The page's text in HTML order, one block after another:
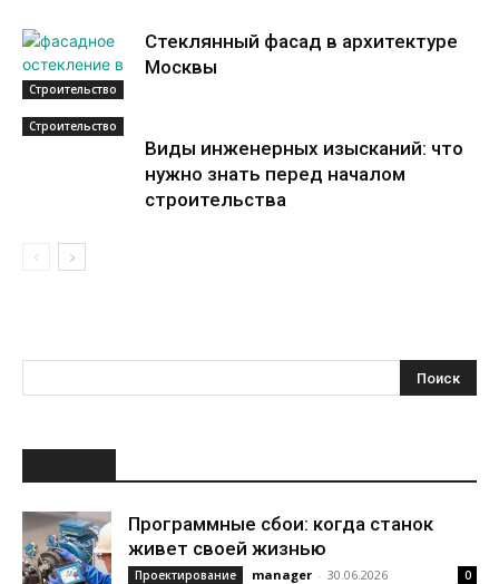
Строительство
Стеклянный фасад в архитектуре
Москвы
Строительство
Виды инженерных изысканий: что
нужно знать перед началом
строительства
Программные сбои: когда станок
живет своей жизнью
Проектирование manager - 30.06.2026 0